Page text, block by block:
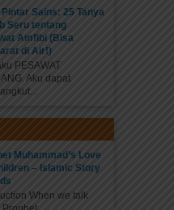
Sains: 25 Tanya
Seru tentang
Amfibi (Bisa
di Air!)
PESAWAT
Aku dapat
Muhammad’s Love
– Islamic Story
When we talk